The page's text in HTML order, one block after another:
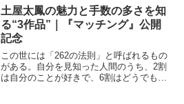
ックス刊）で連載中の、藤近小梅の大ヒ
ットコミック...
土屋太鳳の魅力と手数の多さを知
る“3作品”｜『マッチング』公開
記念
この世には「262の法則」と呼ばれるもの
がある。自分を見知った人間のうち、2割
は自分のことが好きで、6割はどうでもい